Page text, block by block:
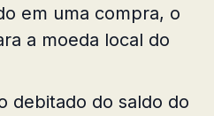
em uma compra, o
a moeda local do
debitado do saldo do